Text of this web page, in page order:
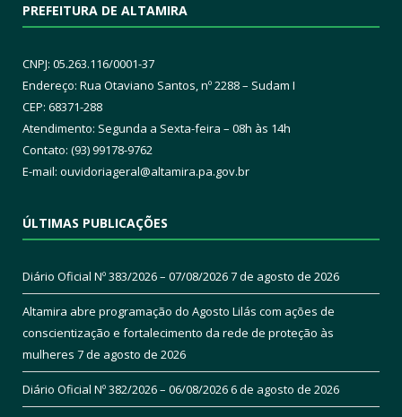
PREFEITURA DE ALTAMIRA
CNPJ: 05.263.116/0001-37
Endereço: Rua Otaviano Santos, nº 2288 – Sudam I
CEP: 68371-288
Atendimento: Segunda a Sexta-feira – 08h às 14h
Contato: (93) 99178-9762
E-mail: ouvidoriageral@altamira.pa.gov.br
ÚLTIMAS PUBLICAÇÕES
Diário Oficial Nº 383/2026 – 07/08/20267 de agosto de 2026
Altamira abre programação do Agosto Lilás com ações de
conscientização e fortalecimento da rede de proteção às
mulheres 7 de agosto de 2026
Diário Oficial Nº 382/2026 – 06/08/20266 de agosto de 2026